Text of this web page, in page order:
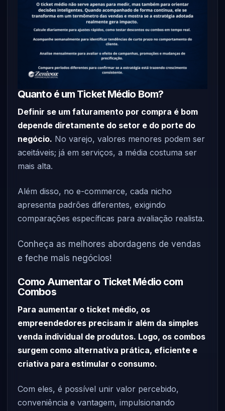
Quanto é um Ticket Médio Bom?
Definir se um faturamento por compra é bom
depende diretamente do setor e do porte do
negócio. No varejo, valores menores podem ser
aceitáveis; já em serviços, a média costuma ser
mais alta.
Além disso, no e-commerce, cada nicho
apresenta padrões diferentes, exigindo
comparações específicas para avaliação realista.
Conheça as melhores abordagens de vendas
e feche mais negócios!
Como Aumentar o Ticket Médio com
Combos
Para aumentar o ticket médio, os
empreendedores precisam ir além da simples
venda individual de produtos. Logo, os combos
surgem como alternativa prática, eficiente e
criativa para estimular o consumo.
Com eles, é possível unir valor percebido,
conveniência e vantagem, impulsionando